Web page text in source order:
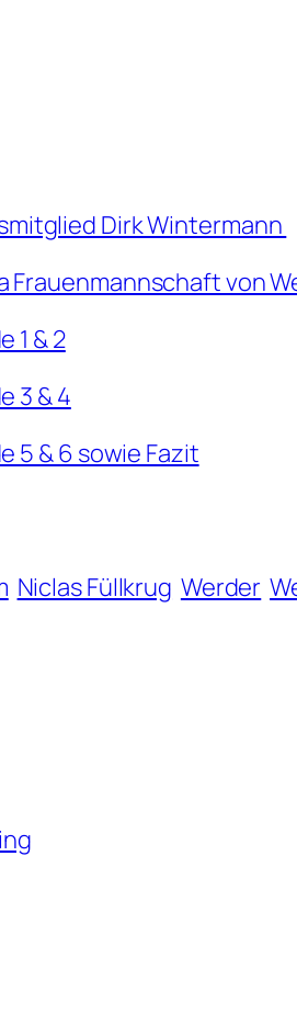
Dirk Wintermann
von
1 & 2
3 & 4
5 & 6 sowie Fazit
Niclas Füllkrug Werder